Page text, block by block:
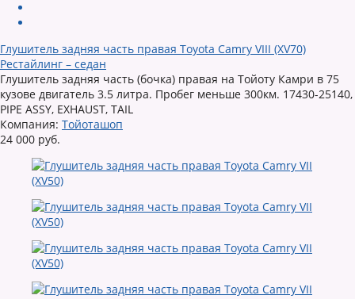
Глушитель задняя часть правая Toyota Camry VIII (XV70)
Рестайлинг – седан
Глушитель задняя часть (бочка) правая на Тойоту Камри в 75
кузове двигатель 3.5 литра. Пробег меньше 300км. 17430-25140,
PIPE ASSY, EXHAUST, TAIL
Компания: Тойоташоп
24 000 руб.